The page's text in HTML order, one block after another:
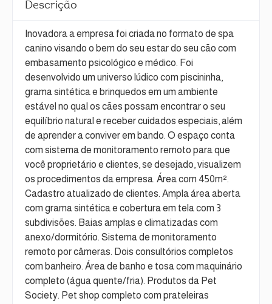
Descrição
Inovadora a empresa foi criada no formato de spa
canino visando o bem do seu estar do seu cão com
embasamento psicológico e médico. Foi
desenvolvido um universo lúdico com piscininha,
grama sintética e brinquedos em um ambiente
estável no qual os cães possam encontrar o seu
equilíbrio natural e receber cuidados especiais, além
de aprender a conviver em bando. O espaço conta
com sistema de monitoramento remoto para que
você proprietário e clientes, se desejado, visualizem
os procedimentos da empresa. Área com 450m².
Cadastro atualizado de clientes. Ampla área aberta
com grama sintética e cobertura em tela com 3
subdivisões. Baias amplas e climatizadas com
anexo/dormitório. Sistema de monitoramento
remoto por câmeras. Dois consultórios completos
com banheiro. Área de banho e tosa com maquinário
completo (água quente/fria). Produtos da Pet
Society. Pet shop completo com prateleiras